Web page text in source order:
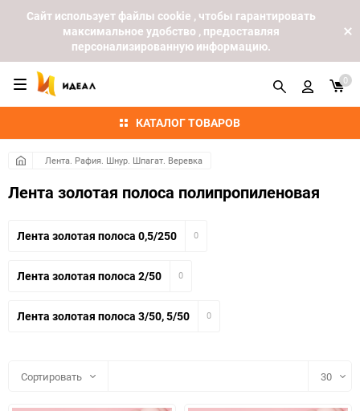
Cайт использует файлы cookie , чтобы гарантировать
максимальное удобство , предоставляя
персонализированную информацию.
КАТАЛОГ ТОВАРОВ
0
Лента. Рафия. Шнур. Шпагат. Веревка
Лента золотая полоса полипропиленовая
Лента золотая полоса 0,5/250 0
Лента золотая полоса 2/50 0
Лента золотая полоса 3/50, 5/50 0
Сортировать 30